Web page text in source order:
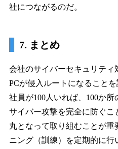
社につながるのだ。
7. まとめ
会社のサイバーセキュリテ
PCが侵入ルートになること
社員が100人いれば、100か所
サイバー攻撃を完全に防ぐこ
丸となって取り組むことが
ニング（訓練）を定期的に